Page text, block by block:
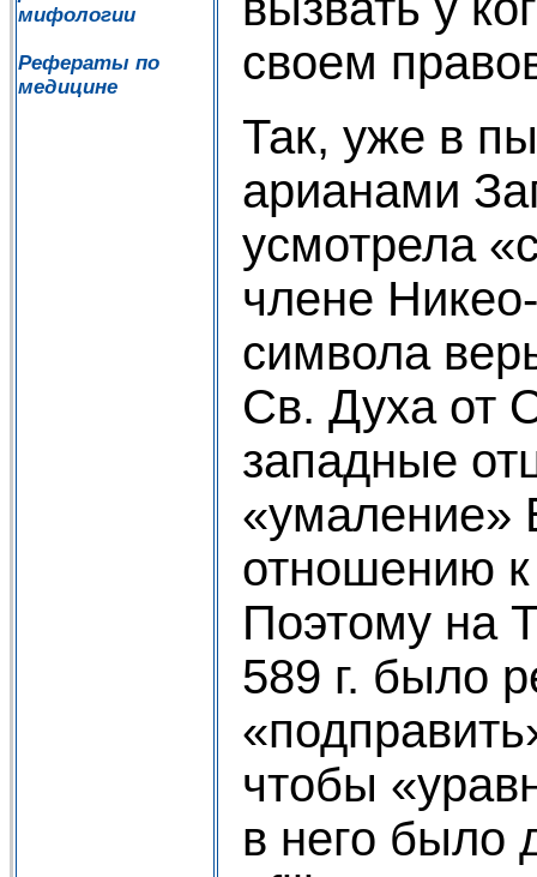
мифологии
Рефераты по
медицине
своем
Так, уже в
арианами
усмотрела
члене
символа
Св. Духа от
западные
«умаление»
отношению
Поэтому на
589 г. было
чтобы
в него было